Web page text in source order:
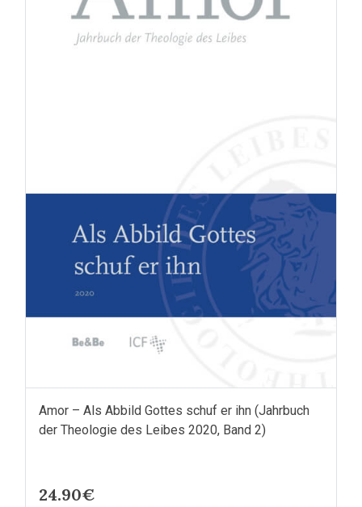
Amor – Als Abbild Gottes schuf er ihn (Jahrbuch
der Theologie des Leibes 2020, Band 2)
24.90€